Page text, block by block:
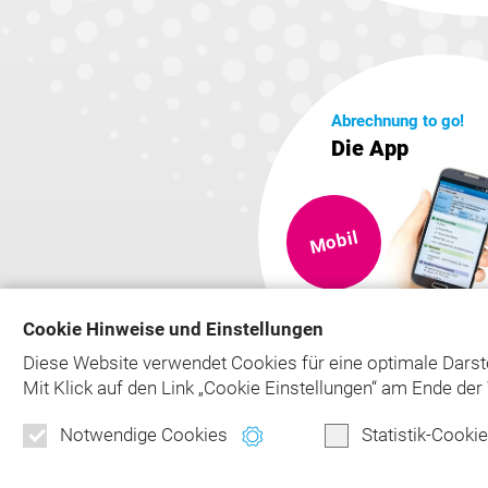
Cookie Hinweise und Einstellungen
Diese Website verwendet Cookies für eine optimale
Mit Klick auf den Link „Cookie Einstellungen“ am Ende
Notwendige Cookies Statistik-
Abrechnung to go!
Die App
Mobil